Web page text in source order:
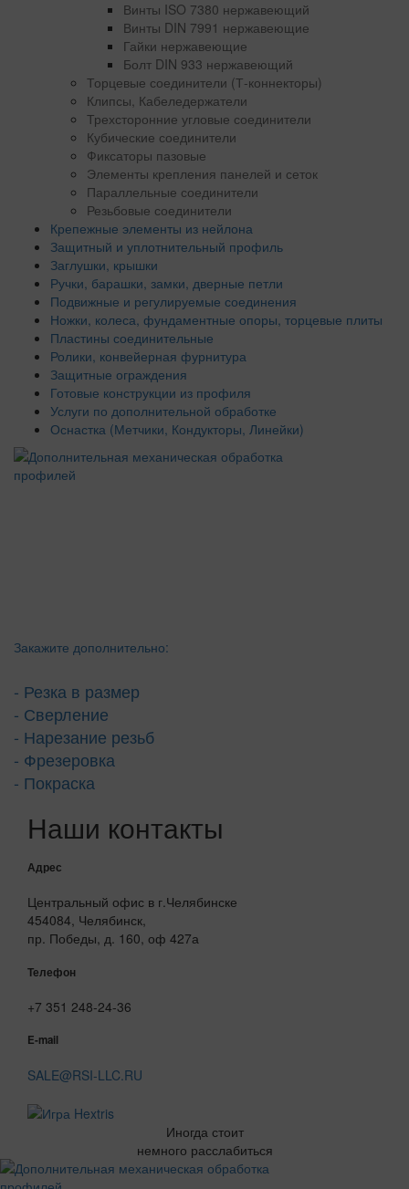
Винты ISO 7380 нержавеющий
Винты DIN 7991 нержавеющие
Гайки нержавеющие
Болт DIN 933 нержавеющий
Торцевые соединители (Т-коннекторы)
Клипсы, Кабеледержатели
Трехсторонние угловые соединители
Кубические соединители
Фиксаторы пазовые
Элементы крепления панелей и сеток
Параллельные соединители
Резьбовые соединители
Крепежные элементы из нейлона
Защитный и уплотнительный профиль
Заглушки, крышки
Ручки, барашки, замки, дверные петли
Подвижные и регулируемые соединения
Ножки, колеса, фундаментные опоры, торцевые плиты
Пластины соединительные
Ролики, конвейерная фурнитура
Защитные ограждения
Готовые конструкции из профиля
Услуги по дополнительной обработке
Оснастка (Метчики, Кондукторы, Линейки)
Закажите дополнительно:
- Резка в размер
- Сверление
- Нарезание резьб
- Фрезеровка
- Покраска
Наши контакты
Адрес
Центральный офис в г.Челябинске
454084, Челябинск,
пр. Победы, д. 160, оф 427а
Телефон
+7 351 248-24-36
E-mail
SALE@RSI-LLC.RU
Иногда стоит
немного расслабиться